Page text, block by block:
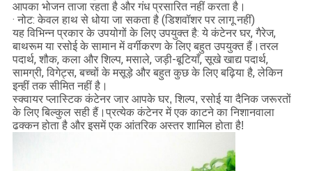
आपका भोजन ताजा रहता है और गंध प्रसारित नहीं करता है।
· नोट: केवल हाथ से धोया जा सकता है (डिशवॉशर पर लागू नहीं)
यह विभिन्न प्रकार के उपयोगों के लिए उपयुक्त है: ये कंटेनर घर, गैरेज,
बाथरूम या रसोई के सामान में वर्गीकरण के लिए बहुत उपयुक्त हैं।तरल
पदार्थ, शौक, कला और शिल्प, मसाले, जड़ी-बूटियाँ, सूखे खाद्य पदार्थ,
सामग्री, विगेट्स, बच्चों के मसूड़े और बहुत कुछ के लिए बढ़िया है, लेकिन
इन्हीं तक सीमित नहीं है।
स्क्वायर प्लास्टिक कंटेनर जार आपके घर, शिल्प, रसोई या दैनिक जरूरतों
के लिए बिल्कुल सही हैं।प्रत्येक कंटेनर में एक काटने का निशानवाला
ढक्कन होता है और इसमें एक आंतरिक अस्तर शामिल होता है!